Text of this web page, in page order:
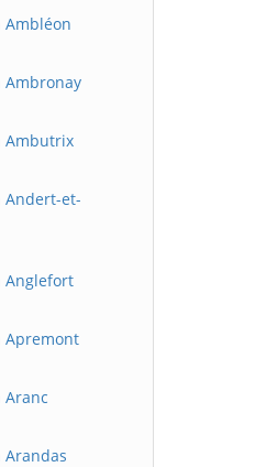
Ambutrix
Andert-et-
Anglefort
Apremont